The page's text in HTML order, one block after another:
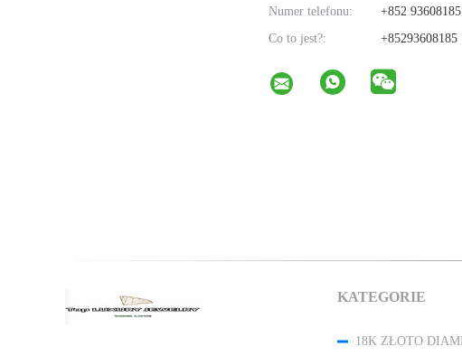
Numer telefonu:
+852 93608185
Co to jest?:
+85293608185
KATEGORIE